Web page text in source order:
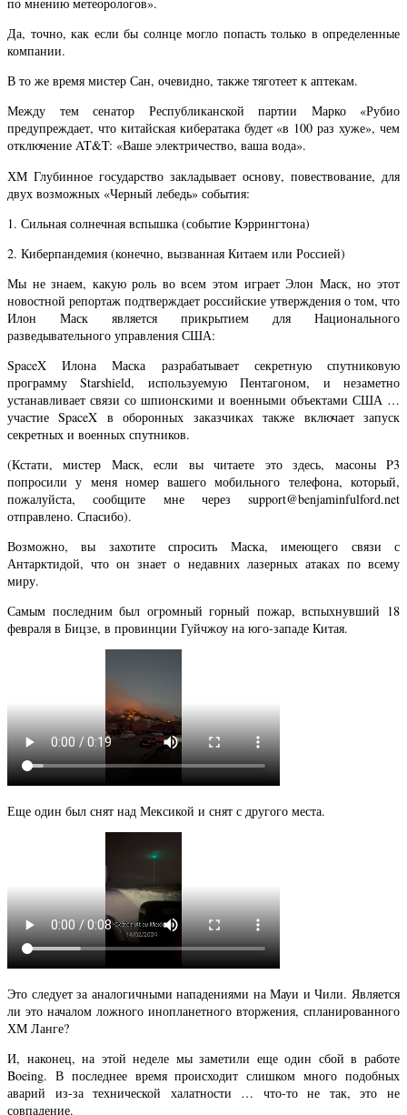
Да, точно, как если бы солнце могло попасть только в определенные
компании.
В то же время мистер Сан, очевидно, также тяготеет к аптекам.
Между тем сенатор Республиканской партии Марко «Рубио
предупреждает, что китайская кибератака будет «в 100 раз хуже», чем
отключение AT&T: «Ваше электричество, ваша вода».
ХМ Глубинное государство закладывает основу, повествование, для
двух возможных «Черный лебедь» события:
1. Сильная солнечная вспышка (событие Кэррингтона)
2. Киберпандемия (конечно, вызванная Китаем или Россией)
Мы не знаем, какую роль во всем этом играет Элон Маск, но этот
новостной репортаж подтверждает российские утверждения о том, что
Илон Маск является прикрытием для Национального
разведывательного управления США:
SpaceX Илона Маска разрабатывает секретную спутниковую
программу Starshield, используемую Пентагоном, и незаметно
устанавливает связи со шпионскими и военными объектами США …
участие SpaceX в оборонных заказчиках также включает запуск
секретных и военных спутников.
(Кстати, мистер Маск, если вы читаете это здесь, масоны P3
попросили у меня номер вашего мобильного телефона, который,
пожалуйста, сообщите мне через support@benjaminfulford.net
отправлено. Спасибо).
Возможно, вы захотите спросить Маска, имеющего связи с
Антарктидой, что он знает о недавних лазерных атаках по всему
миру.
Самым последним был огромный горный пожар, вспыхнувший 18
февраля в Бицзе, в провинции Гуйчжоу на юго-западе Китая.
Еще один был снят над Мексикой и снят с другого места.
Это следует за аналогичными нападениями на Мауи и Чили. Является
ли это началом ложного инопланетного вторжения, спланированного
ХМ Ланге?
И, наконец, на этой неделе мы заметили еще один сбой в работе
Boeing. В последнее время происходит слишком много подобных
аварий из-за технической халатности … что-то не так, это не
совпадение.